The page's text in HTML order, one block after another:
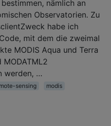
nämlich an
Observatorien. Zu
habe ich
mit dem die zweimal
MODIS Aqua und Terra
MODATML2
werden, …
sensing modis